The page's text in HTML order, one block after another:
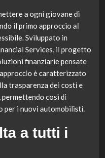
a ogni giovane di
il primo approccio al
Sviluppato in
Services, il progetto
finanziarie pensate
è caratterizzato
trasparenza dei costi e
permettendo così di
per i nuovi automobilisti.
a tutti i